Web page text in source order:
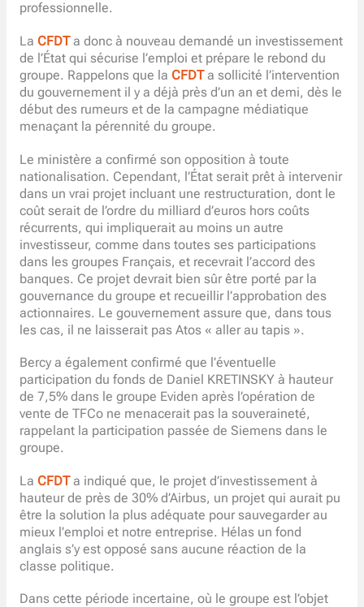
professionnelle.
La CFDTa donc à nouveau demandé un investissement
de l’État qui sécurise l’emploi et prépare le rebond du
groupe. Rappelons que la CFDTa sollicité l’intervention
du gouvernement il y a déjà près d’un an et demi, dès le
début des rumeurs et de la campagne médiatique
menaçant la pérennité du groupe.
Le ministère a confirmé son opposition à toute
nationalisation. Cependant, l’État serait prêt à intervenir
dans un vrai projet incluant une restructuration, dont le
coût serait de l’ordre du milliard d’euros hors coûts
récurrents, qui impliquerait au moins un autre
investisseur, comme dans toutes ses participations
dans les groupes Français, et recevrait l’accord des
banques. Ce projet devrait bien sûr être porté par la
gouvernance du groupe et recueillir l’approbation des
actionnaires. Le gouvernement assure que, dans tous
les cas, il ne laisserait pas Atos « aller au tapis ».
Bercy a également confirmé que l’éventuelle
participation du fonds de Daniel KRETINSKY à hauteur
de 7,5% dans le groupe Eviden après l’opération de
vente de TFCo ne menacerait pas la souveraineté,
rappelant la participation passée de Siemens dans le
groupe.
La CFDTa indiqué que, le projet d’investissement à
hauteur de près de 30% d’Airbus, un projet qui aurait pu
être la solution la plus adéquate pour sauvegarder au
mieux l’emploi et notre entreprise. Hélas un fond
anglais s’y est opposé sans aucune réaction de la
classe politique.
Dans cette période incertaine, où le groupe est l’objet